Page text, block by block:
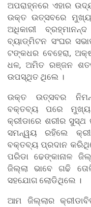
ଅପରାହ୍ନରେ ଏହାର
ଉକ୍ତ ଉତ୍ସବରେ
ଅଧିକାରୀ
ବ୍ୟାଡ୍ମିଟନ ସଂଘର
ଟଙ୍କଧର ବେହେରା,
ଧଳ, ଅମିତ ରଞ୍ଜନ
ଉପସ୍ଥିତ ଥିଲେ ।
ଉକ୍ତ ଉତ୍ସବର
ବକ୍ତବ୍ୟ ପରେ ମୁଖ୍ୟ
କ୍ରୀଡାରେ ଶରୀର ସୁସ୍ଥ
ସମନ୍ୱୟ ରହିଲେ
ବକ୍ତବ୍ୟ ପ୍ରଦାନ
ପରିଡା ଢେଙ୍କାନାଳ
ଜିଲ୍ଲା ଭାବେ ଗଢି
ସହଯୋଗ ଲୋଡିଥିଲେ ।
ଆମ ଜିଲ୍ଲାର